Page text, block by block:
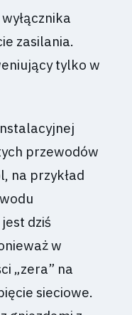
zasilania.
tylko w
przewodów
na przykład
dziś
w
„zera” na
sieciowe.